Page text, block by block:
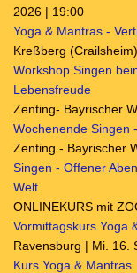
2026 | 19:00
Yoga & Mantras -
Kreßberg
Workshop Singen
Lebensfreude
Zenting- Bayrischer
Wochenende Singen
Zenting - Bayrischer
Singen - Offener
Welt
ONLINEKURS mit
Vormittagskurs Yoga
Ravensburg | Mi. 16.
Kurs Yoga & Mantras